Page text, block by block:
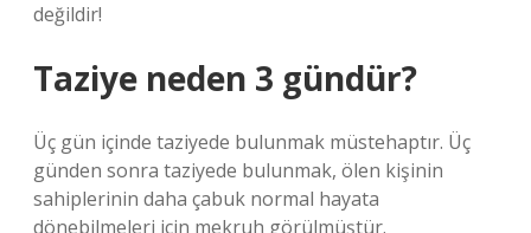
değildir!
Taziye neden 3 gündür?
Üç gün içinde taziyede bulunmak müstehaptır. Üç
günden sonra taziyede bulunmak, ölen kişinin
sahiplerinin daha çabuk normal hayata
dönebilmeleri için mekruh görülmüştür.